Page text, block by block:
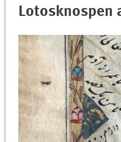
Lotosknospen